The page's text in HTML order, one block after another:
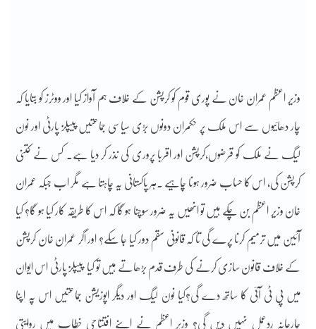
وزیر اعظم عمران خان نے پوری قوم کو کرپشن کے خلاف ہم آواز کیا اور ووٹرز کو بتایا کہ
چار دھائیوں سے اس ملک پر حکمران دونوں بڑی سیاسی جماعتیں پیپلز پارٹی اور نون
لیگ نے ملک کو قرضوں،کرپشن اور اقربا پروری کی نذر کر دیا ہے۔ کس نے کتنی
کرپشن کی، اس کا حساب ضرور ہونا چاہیے ۔ہر پاکستانی یہ چاہتا ہے مگر اب جبکہ عمران
خان وزیر اعظم بن چکے ہیں تو انھیں یہ ضرور سوچنا ہو گا کہ اس کا طریقہ کار کیا ہو گا؟ کیا
آئین میں ترمیم کرنا پرے گی تا کہ قانونی سقم دور کیا جا سکے؟ اور اگر عمران خان کرپشن
کے خلاف قانون سازی کرنے کی طرف قدم بڑھاتے ہیں تو کیا پیپلز پارٹی اس ایوان
میں پی ٹی آئی کا ساتھ دے گی؟کیا نون لیگ اور دیگر اپوزیشن جماعتیں اس پہ اپنا
جارحانہ ردعمل نہیں دیں گی؟ وزیر اعظم نے اپنے افتتاحی خطاب میں روایتی